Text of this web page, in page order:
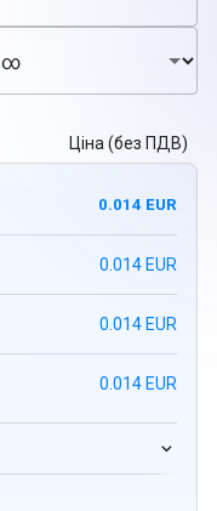
Ціна (без ПДВ)
0.014 EUR
0.014 EUR
0.014 EUR
0.014 EUR